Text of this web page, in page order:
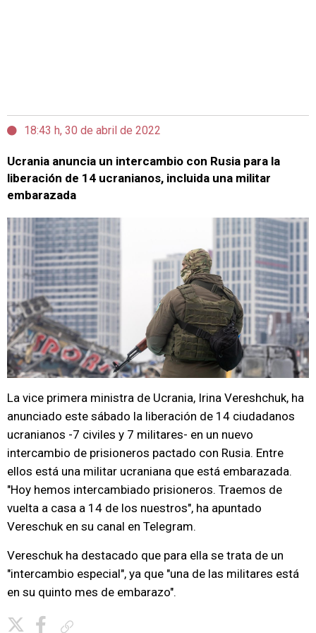
18:43 h, 30 de abril de 2022
Ucrania anuncia un intercambio con Rusia para la
liberación de 14 ucranianos, incluida una militar
embarazada
La vice primera ministra de Ucrania, Irina Vereshchuk, ha
anunciado este sábado la liberación de 14 ciudadanos
ucranianos -7 civiles y 7 militares- en un nuevo
intercambio de prisioneros pactado con Rusia. Entre
ellos está una militar ucraniana que está embarazada.
"Hoy hemos intercambiado prisioneros. Traemos de
vuelta a casa a 14 de los nuestros", ha apuntado
Vereschuk en su canal en Telegram.
Vereschuk ha destacado que para ella se trata de un
"intercambio especial", ya que "una de las militares está
en su quinto mes de embarazo".